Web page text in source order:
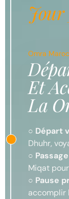
Omra
Et
La
○ Départ
Dhuhr,
○
Miqat
○ Pause
accomplir
Jour